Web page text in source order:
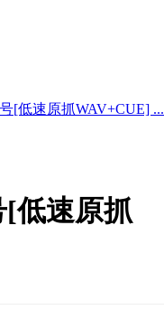
[低速原抓WAV+CUE] ...
低速原抓